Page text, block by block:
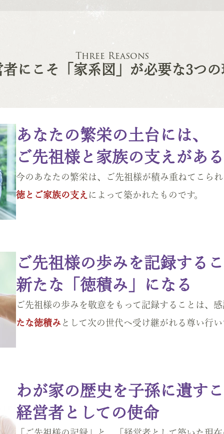
Three Reasons
にこそ「家系図」 が必要な3つ
あなたの繁栄の土台には、
ご先祖様と家族の支えがある
今のあなたの繁栄は、ご先祖様が積み重ねてこら
徳とご家族の支え によって築かれたものです。
ご先祖様の歩みを記録する
新たな「徳積み」になる
ご先祖様の歩みを敬意をもって記録することは、
たな徳積み として次の世代へ受け継がれる尊い行い
わが家の歴史を子孫に遺す
経営者としての使命